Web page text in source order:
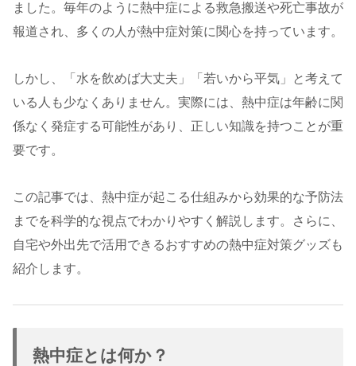
ました。毎年のように熱中症による救急搬送や死亡事故が
報道され、多くの人が熱中症対策に関心を持っています。
しかし、「水を飲めば大丈夫」「若いから平気」と考えて
いる人も少なくありません。実際には、熱中症は年齢に関
係なく発症する可能性があり、正しい知識を持つことが重
要です。
この記事では、熱中症が起こる仕組みから効果的な予防法
までを科学的な視点でわかりやすく解説します。さらに、
自宅や外出先で活用できるおすすめの熱中症対策グッズも
紹介します。
熱中症とは何か？